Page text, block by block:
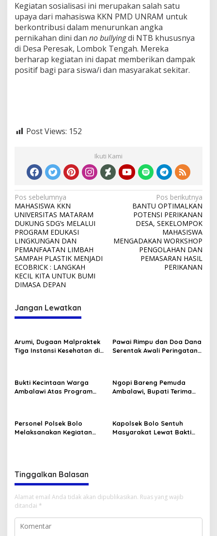
Kegiatan sosialisasi ini merupakan salah satu
upaya dari mahasiswa KKN PMD UNRAM untuk
berkontribusi dalam menurunkan angka
pernikahan dini dan no bullyingdi NTB khususnya
di Desa Peresak, Lombok Tengah. Mereka
berharap kegiatan ini dapat memberikan dampak
positif bagi para siswa/i dan masyarakat sekitar.
Post Views: 152
Ikuti Kami
Navigasi
pos
Pos sebelumnya
MAHASISWA KKN
UNIVERSITAS MATARAM
DUKUNG SDG’s MELALUI
PROGRAM EDUKASI
LINGKUNGAN DAN
PEMANFAATAN LIMBAH
SAMPAH PLASTIK MENJADI
ECOBRICK : LANGKAH
KECIL KITA UNTUK BUMI
DIMASA DEPAN
Pos berikutnya
BANTU OPTIMALKAN
POTENSI PERIKANAN
DESA, SEKELOMPOK
MAHASISWA
MENGADAKAN WORKSHOP
PENGOLAHAN DAN
PEMASARAN HASIL
PERIKANAN
Jangan Lewatkan
Arumi, Dugaan Malpraktek
Tiga Instansi Kesehatan di
Pawai Rimpu dan Doa Dana
Serentak Awali Peringatan
Bukti Kecintaan Warga
Ambalawi Atas Program
Ngopi Bareng Pemuda
Ambalawi, Bupati Terima
Personel Polsek Bolo
Melaksanakan Kegiatan
Kapolsek Bolo Sentuh
Masyarakat Lewat Bakti
Tinggalkan Balasan
Alamat email Anda tidak akan dipublikasikan. Ruas yang wajib
ditandai *